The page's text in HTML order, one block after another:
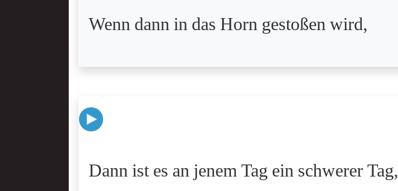
Wenn dann in das Horn gestoßen wird,
Dann ist es an jenem Tag ein schwerer Tag,